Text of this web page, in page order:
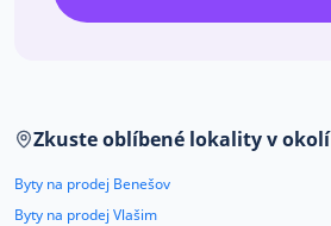
O nás
Kariéra
Kontakt
Zkuste oblíbené lokality v okolí
Byty na prodej Benešov
Byty na prodej Vlašim